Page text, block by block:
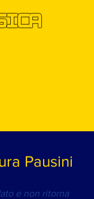
Pausini
e non ritorna